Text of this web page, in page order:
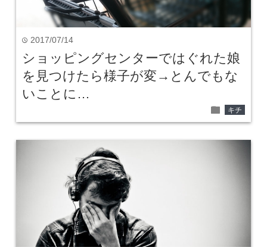
time 2017/07/14
ショッピングセンターではぐれた娘
を見つけたら様子が変→とんでもな
いことに…
folder キチ